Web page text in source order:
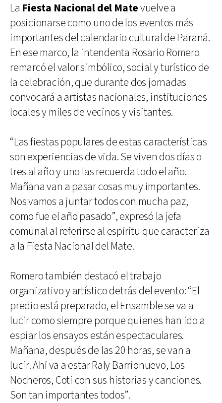
La Fiesta Nacional del Matevuelve a
posicionarse como uno de los eventos más
importantes del calendario cultural de Paraná.
En ese marco, la intendenta Rosario Romero
remarcó el valor simbólico, social y turístico de
la celebración, que durante dos jornadas
convocará a artistas nacionales, instituciones
locales y miles de vecinos y visitantes.
“Las fiestas populares de estas características
son experiencias de vida. Se viven dos días o
tres al año y uno las recuerda todo el año.
Mañana van a pasar cosas muy importantes.
Nos vamos a juntar todos con mucha paz,
como fue el año pasado”, expresó la jefa
comunal al referirse al espíritu que caracteriza
a la Fiesta Nacional del Mate.
Romero también destacó el trabajo
organizativo y artístico detrás del evento: “El
predio está preparado, el Ensamble se va a
lucir como siempre porque quienes han ido a
espiar los ensayos están espectaculares.
Mañana, después de las 20 horas, se van a
lucir. Ahí va a estar Raly Barrionuevo, Los
Nocheros, Coti con sus historias y canciones.
Son tan importantes todos”.